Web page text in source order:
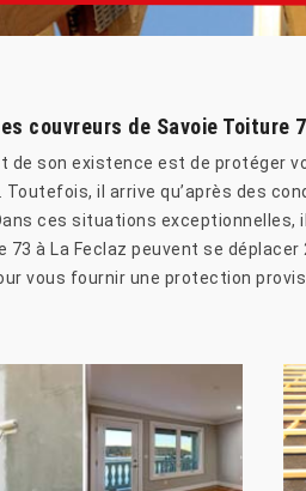
couvreurs de Savoie Toiture
de son existence est de protéger
il arrive qu’après des
ces situations
à La Feclaz peuvent se
vous fournir une protection